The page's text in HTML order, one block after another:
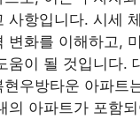
사항입니다. 시세
변화를 이해하고,
움이 될 것입니다.
우방타운 아파트
의 아파트가 포함